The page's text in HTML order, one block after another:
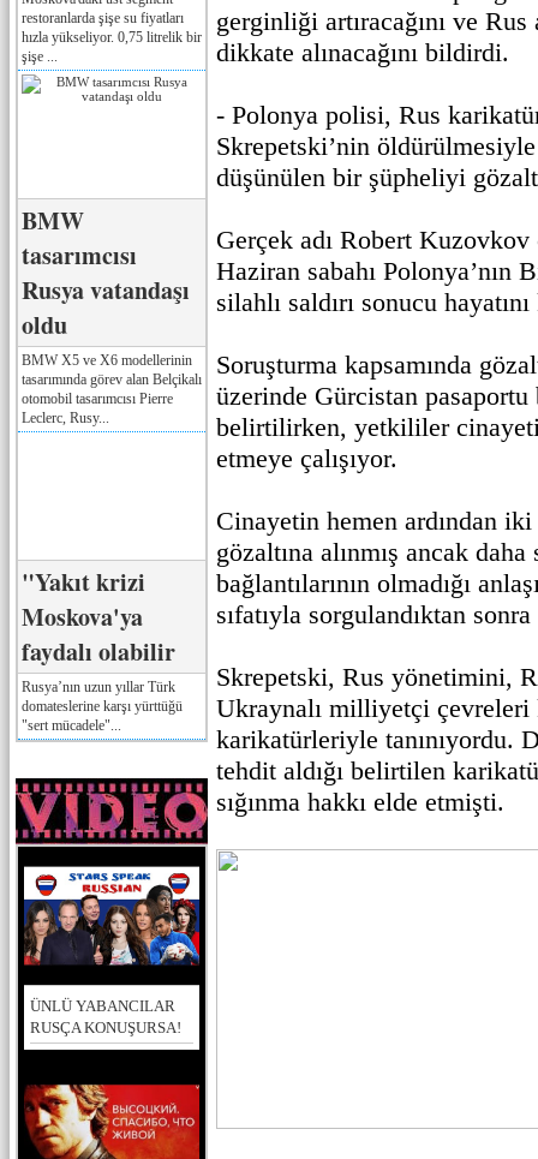
restoranlarda şişe su fiyatları
hızla yükseliyor. 0,75 litrelik bir
şişe ...
BMW
tasarımcısı
Rusya vatandaşı
oldu
BMW X5 ve X6 modellerinin
tasarımında görev alan Belçikalı
otomobil tasarımcısı Pierre
Leclerc, Rusy...
"Yakıt krizi
Moskova'ya
faydalı olabilir
Rusya’nın uzun yıllar Türk
domateslerine karşı yürttüğü
"sert mücadele"...
ÜNLÜ YABANCILAR
RUSÇA KONUŞURSA!
gerginliği artıracağını ve
dikkate alınacağını bildirdi.
- Polonya polisi, Rus
Skrepetski’nin
düşünülen bir şüpheliyi
Gerçek adı Robert
Haziran sabahı Polonya’nın
silahlı saldırı sonucu
Soruşturma kapsamında
üzerinde Gürcistan pasaportu
belirtilirken, yetkililer
etmeye çalışıyor.
Cinayetin hemen ardından iki
gözaltına alınmış ancak
bağlantılarının olmadığı
sıfatıyla sorgulandıktan sonra
Skrepetski, Rus yönetimini,
Ukraynalı milliyetçi çevreleri
karikatürleriyle tanınıyordu.
tehdit aldığı belirtilen
sığınma hakkı elde etmişti.